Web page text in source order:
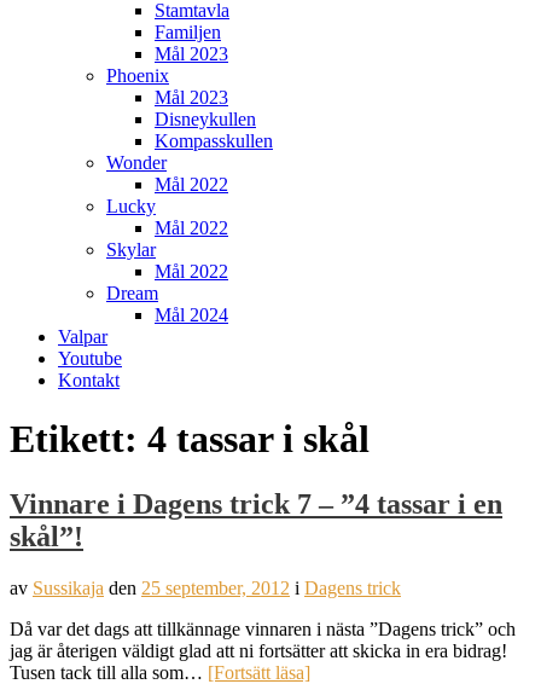
Stamtavla
Familjen
Mål 2023
Phoenix
Mål 2023
Disneykullen
Kompasskullen
Wonder
Mål 2022
Lucky
Mål 2022
Skylar
Mål 2022
Dream
Mål 2024
Valpar
Youtube
Kontakt
Etikett: 4 tassar i skål
Vinnare i Dagens trick 7 – ”4 tassar i en
skål”!
av Sussikaja den 25 september, 2012 i Dagens trick
Då var det dags att tillkännage vinnaren i nästa ”Dagens trick” och
jag är återigen väldigt glad att ni fortsätter att skicka in era bidrag!
Tusen tack till alla som… [Fortsätt läsa]